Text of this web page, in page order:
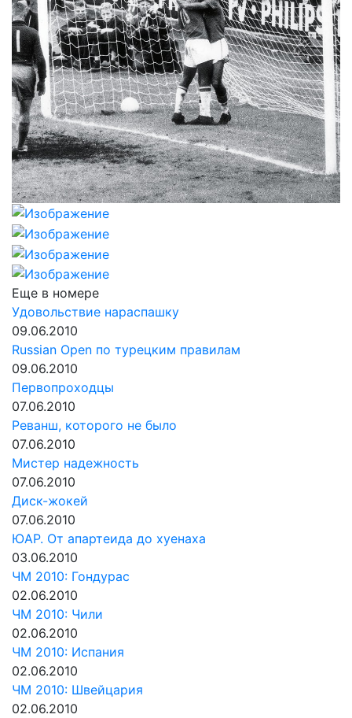
Еще в номере
Удовольствие нараспашку
09.06.2010
Russian Open по турецким правилам
09.06.2010
Первопроходцы
07.06.2010
Реванш, которого не было
07.06.2010
Мистер надежность
07.06.2010
Диск-жокей
07.06.2010
ЮАР. От апартеида до хуенаха
03.06.2010
ЧМ 2010: Гондурас
02.06.2010
ЧМ 2010: Чили
02.06.2010
ЧМ 2010: Испания
02.06.2010
ЧМ 2010: Швейцария
02.06.2010